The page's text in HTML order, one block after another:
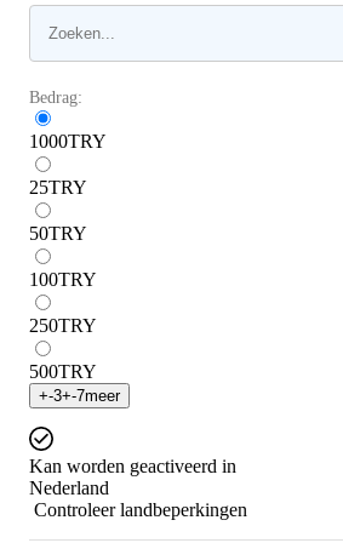
Bedrag:
1000TRY
25TRY
50TRY
100TRY
250TRY
500TRY
+-3+-7meer
Kan worden geactiveerd in
Nederland
Controleer landbeperkingen